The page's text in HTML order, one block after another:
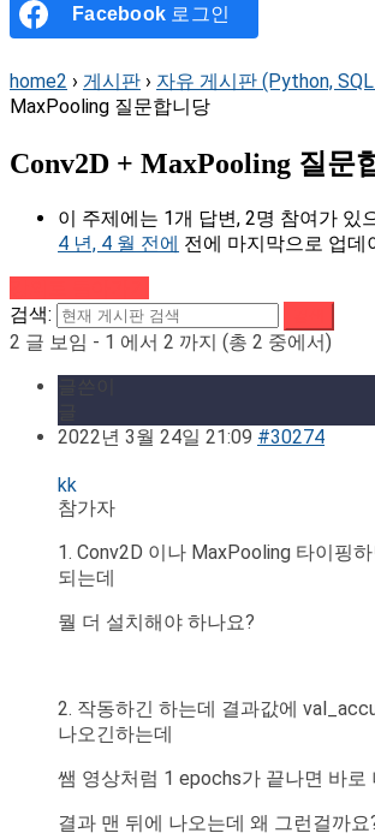
Facebook 로그인
home2 › 게시판 › 자유 게시판 (Python,
MaxPooling 질문합니당
Conv2D + MaxPooling 질문
이 주제에는 1개 답변, 2명 참여가 있
4 년, 4 월 전에 전에 마지막으로 업데
검색:
2 글 보임 - 1 에서 2 까지 (총 2 중에서)
2022년 3월 24일 21:09 #30274
kk
참가자
1. Conv2D 이나 MaxPooling 타이핑
되는데
뭘 더 설치해야 하나요?
2. 작동하긴 하는데 결과값에
나오긴하는데
쌤 영상처럼 1 epochs가 끝나면 바로
결과 맨 뒤에 나오는데 왜 그런걸까요